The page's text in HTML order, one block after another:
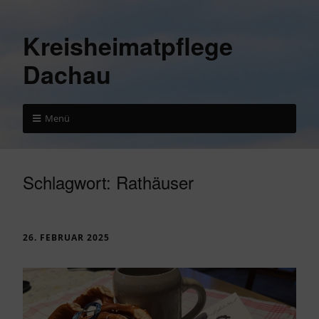
Kreisheimatpflege
Dachau
Menü
Schlagwort: Rathäuser
26. FEBRUAR 2025